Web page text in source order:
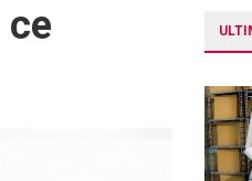
ce